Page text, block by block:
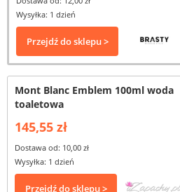
Wysyłka: 1 dzień
Przejdź do sklepu >
Mont Blanc Emblem 100ml woda
toaletowa
145,55 zł
Dostawa od: 10,00 zł
Wysyłka: 1 dzień
Przejdź do sklepu >